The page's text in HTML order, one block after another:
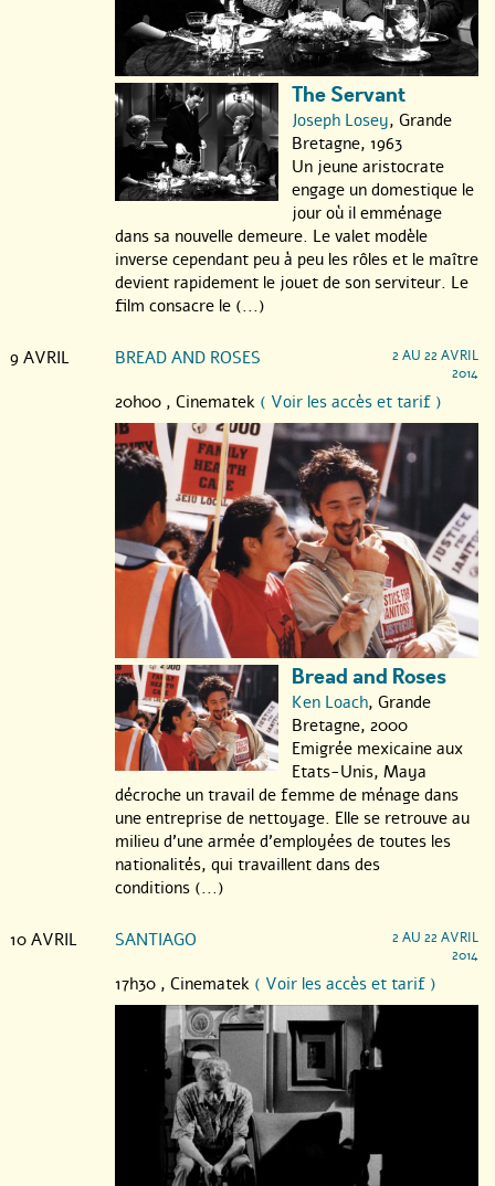
The Servant
Joseph Losey, Grande
Bretagne, 1963
Un jeune aristocrate
engage un domestique le
jour où il emménage
dans sa nouvelle demeure. Le valet modèle
inverse cependant peu à peu les rôles et le maître
devient rapidement le jouet de son serviteur. Le
film consacre le (...)
9 AVRIL BREAD AND ROSES
2 AU 22 AVRIL
2014
20h00 , Cinematek ( Voir les accès et tarif )
Bread and Roses
Ken Loach, Grande
Bretagne, 2000
Emigrée mexicaine aux
Etats-Unis, Maya
décroche un travail de femme de ménage dans
une entreprise de nettoyage. Elle se retrouve au
milieu d’une armée d’employées de toutes les
nationalités, qui travaillent dans des
conditions (...)
10 AVRIL SANTIAGO
2 AU 22 AVRIL
2014
17h30 , Cinematek ( Voir les accès et tarif )